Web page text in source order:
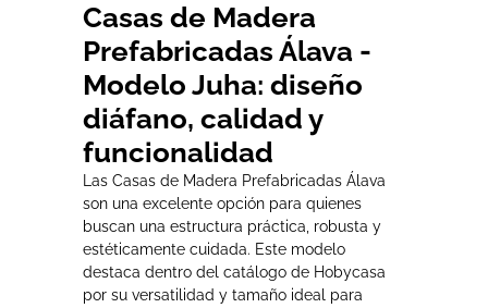
Casas de Madera
Prefabricadas Álava -
Modelo Juha: diseño
diáfano, calidad y
funcionalidad
Las Casas de Madera Prefabricadas Álava
son una excelente opción para quienes
buscan una estructura práctica, robusta y
estéticamente cuidada. Este modelo
destaca dentro del catálogo de Hobycasa
por su versatilidad y tamaño ideal para